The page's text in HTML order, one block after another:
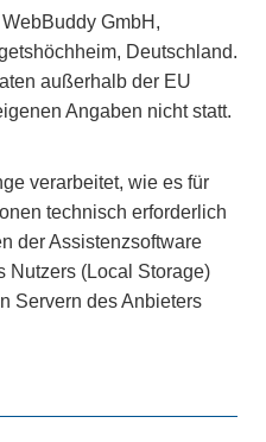
GmbH,
Deutschland.
außerhalb der EU
Angaben nicht statt.
verarbeitet, wie es für
technisch erforderlich
der Assistenzsoftware
Nutzers (Local Storage)
Servern des Anbieters